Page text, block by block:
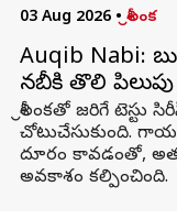
03 Aug 2026 • శ్రీలంక
Auqib Nabi:
నబీకి తొలి పిలుపు
శ్రీలంకతో జరిగే టెస్టు
చోటుచేసుకుంది.
దూరం కావడంతో,
అవకాశం కల్పించింది.